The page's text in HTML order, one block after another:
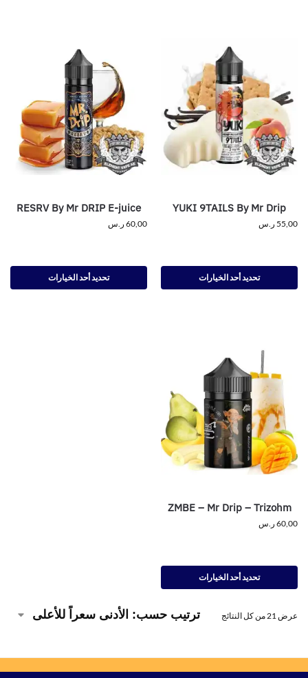
YUKI 9TAILS By Mr Drip
55,00 ر.س
تحديد أحد الخيارات
RESRV By Mr DRIP E-juice
60,00 ر.س
تحديد أحد الخيارات
ZMBE – Mr Drip – Trizohm
60,00 ر.س
تحديد أحد الخيارات
عرض ⁦21⁩ من كل النتائج